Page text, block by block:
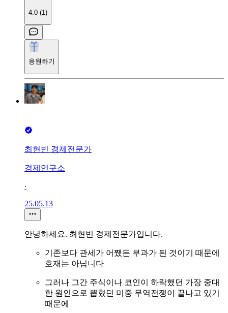
4.0 (1)
응원하기
최현빈 경제전문가
경제연구소
∙
25.05.13
안녕하세요. 최현빈 경제전문가입니다.
기존보다 관세가 어쨌든 부과가 된 것이기 때문에
호재는 아닙니다
그러나 그간 주식이나 코인이 하락했던 가장 중대
한 원인으로 뽑혔던 미중 무역전쟁이 끝나고 있기
때문에